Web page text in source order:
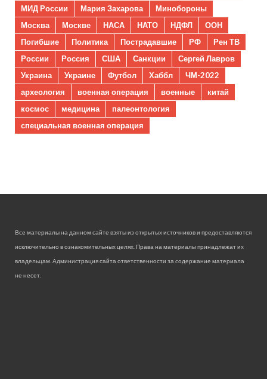
МИД России
Мария Захарова
Минобороны
Москва
Москве НАСА НАТО НДФЛ
ООН
Погибшие
Политика Пострадавшие РФ
Рен ТВ
России
Россия США Санкции
Сергей Лавров
Украина
Украине Футбол Хаббл
ЧМ-2022
археология
военная операция военные
китай
космос
медицина
палеонтология
специальная военная операция
Все материалы на данном сайте взяты из открытых источников и предоставляются
исключительно в ознакомительных целях. Права на материалы принадлежат их
владельцам. Администрация сайта ответственности за содержание материала
не несет.